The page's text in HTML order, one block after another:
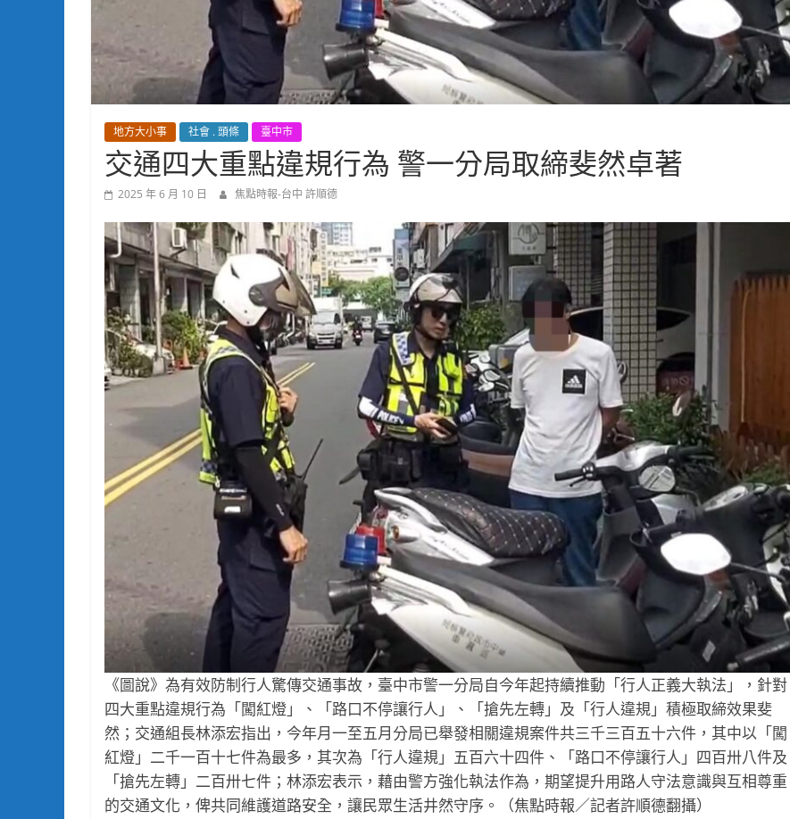
地方大小事 社會 . 頭條 臺中市
交通四大重點違規行為 警一分局取締斐然卓著
2025 年 6 月 10 日 焦點時報-台中 許順德
《圖說》為有效防制行人驚傳交通事故，臺中市警一分局自今年起持續推動「行人正義大執法」，針對
四大重點違規行為「闖紅燈」、「路口不停讓行人」、「搶先左轉」及「行人違規」積極取締效果斐
然；交通組長林添宏指出，今年月一至五月分局已舉發相關違規案件共三千三百五十六件，其中以「闖
紅燈」二千一百十七件為最多，其次為「行人違規」五百六十四件、「路口不停讓行人」四百卅八件及
「搶先左轉」二百卅七件；林添宏表示，藉由警方強化執法作為，期望提升用路人守法意識與互相尊重
的交通文化，俾共同維護道路安全，讓民眾生活井然守序。（焦點時報／記者許順德翻攝）